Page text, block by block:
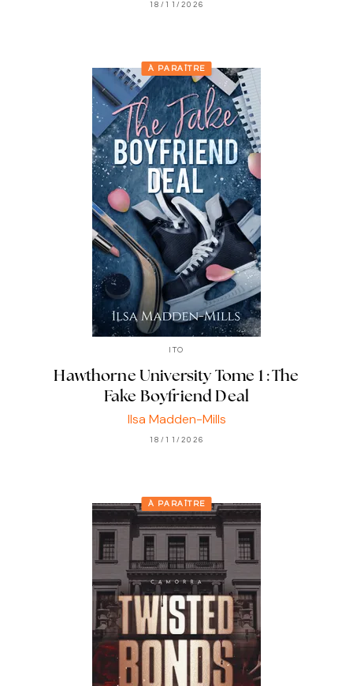
18/11/2026
À PARAÎTRE
ITO
Hawthorne University Tome 1 : The
Fake Boyfriend Deal
Ilsa Madden-Mills
18/11/2026
À PARAÎTRE